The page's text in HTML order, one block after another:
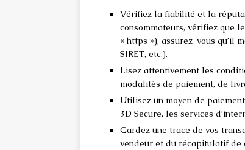
Vérifiez la fiabilité et la
consommateurs, vérifiez que
« https »), assurez-vous qu’il
SIRET, etc.).
Lisez attentivement les
modalités de paiement, de
Utilisez un moyen de
3D Secure, les services
Gardez une trace de vos
vendeur et du récapitulatif de